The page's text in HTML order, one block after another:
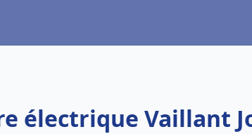
électrique Vaillant